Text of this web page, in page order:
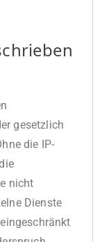
gesetzlich
die IP-
nicht
Dienste